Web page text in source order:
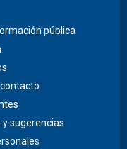
pública
y sugerencias